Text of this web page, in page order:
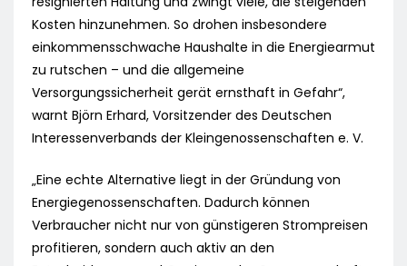
Kosten hinzunehmen. So drohen insbesondere
einkommensschwache Haushalte in die Energiearmut
zu rutschen – und die allgemeine
Versorgungssicherheit gerät ernsthaft in Gefahr“,
warnt Björn Erhard, Vorsitzender des Deutschen
Interessenverbands der Kleingenossenschaften e. V.
„Eine echte Alternative liegt in der Gründung von
Energiegenossenschaften. Dadurch können
Verbraucher nicht nur von günstigeren Strompreisen
profitieren, sondern auch aktiv an den